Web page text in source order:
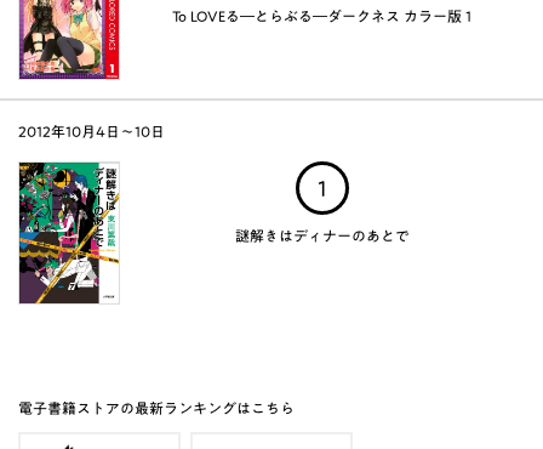
To LOVEる―とらぶる―ダークネス カラー版 1
2012年10月4日～10日
1
謎解きはディナーのあとで
電子書籍ストアの最新ランキングはこちら